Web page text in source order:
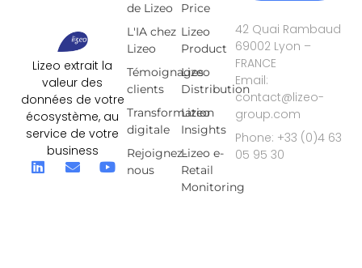
Lizeo extrait la
valeur des
données de votre
écosystème, au
service de votre
business
Price
Lizeo
Product
Lizeo
Distribution
Lizeo
Insights
Lizeo e-
Retail
Monitoring
de Lizeo
L'IA chez
Lizeo
Témoignages
clients
Transformation
digitale
Rejoignez-
nous
42 Quai Rambaud
69002 Lyon –
FRANCE
Email:
contact@lizeo-
group.com
Phone: +33 (0)4 63
05 95 30